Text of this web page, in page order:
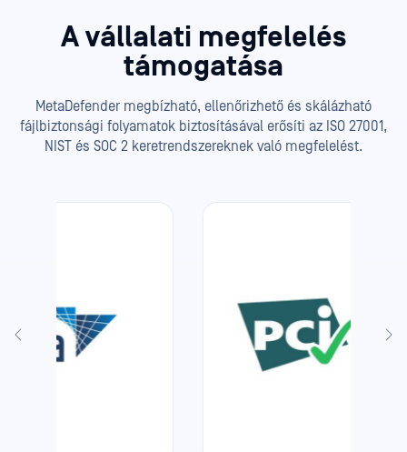
A vállalati megfelelés
támogatása
MetaDefender megbízható, ellenőrizhető és skálázható
fájlbiztonsági folyamatok biztosításával erősíti az ISO 27001,
NIST és SOC 2 keretrendszereknek való megfelelést.